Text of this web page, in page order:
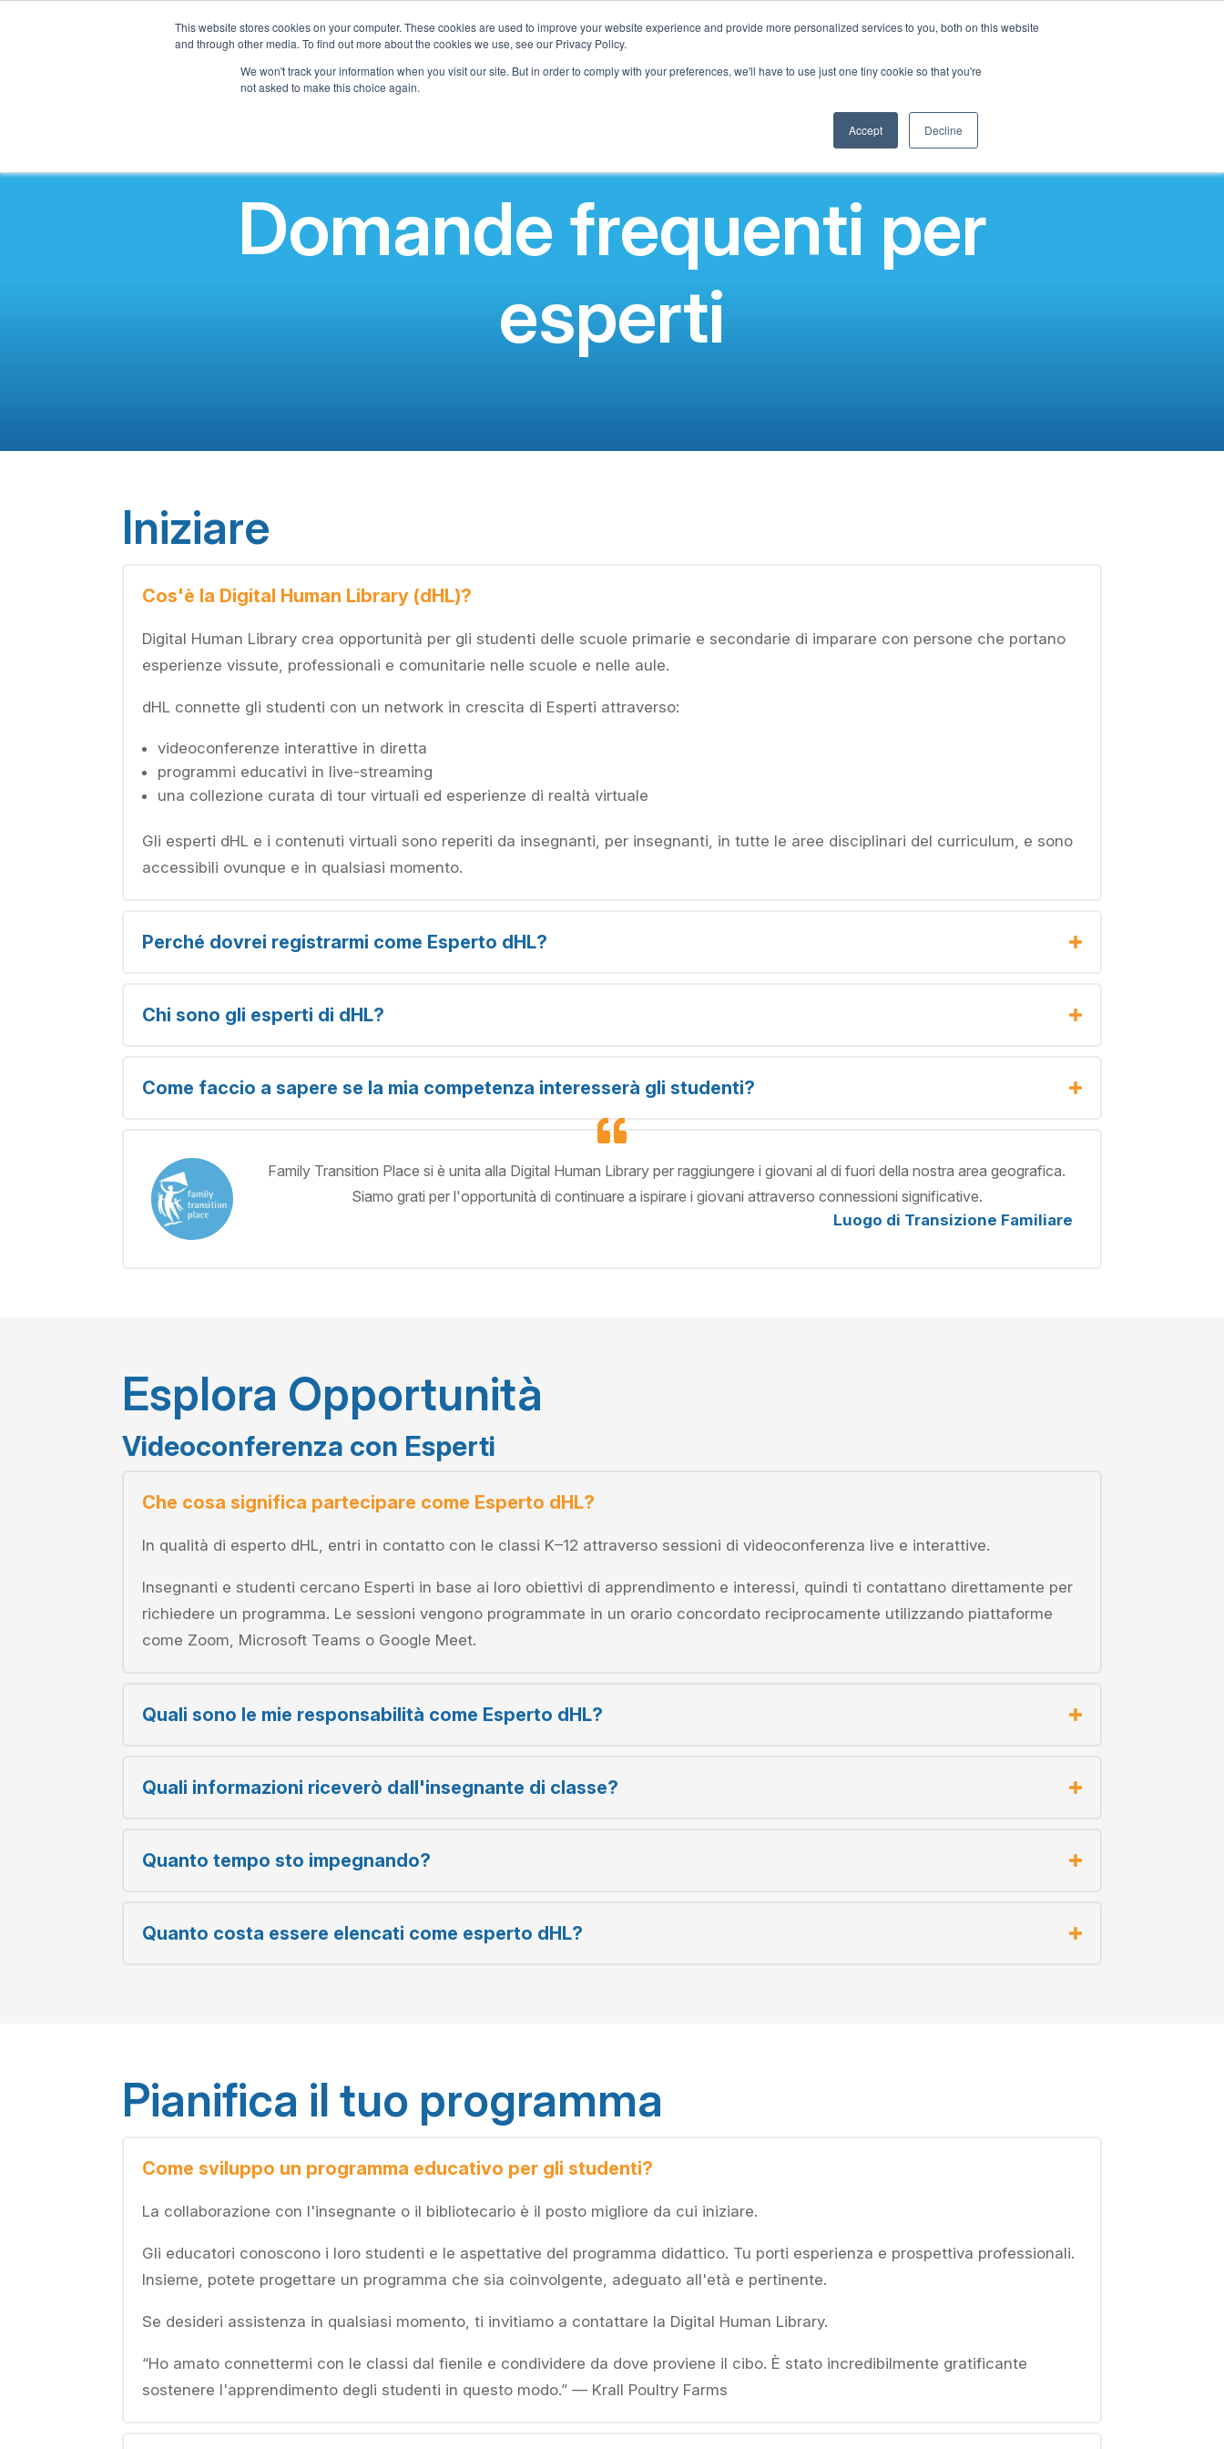
This website stores cookies on your computer. These cookies are used to improve your website experience and provide more personalized services to you, both on this website
and through other media. To find out more about the cookies we use, see our Privacy Policy.
We won't track your information when you visit our site. But in order to comply with your preferences, we'll have to use just one tiny cookie so that you're
not asked to make this choice again.
Accept Decline
Domande frequenti per
esperti
Iniziare
Cos'è la Digital Human Library (dHL)?
Digital Human Library crea opportunità per gli studenti delle scuole primarie e secondarie di imparare con persone che portano
esperienze vissute, professionali e comunitarie nelle scuole e nelle aule.
dHL connette gli studenti con un network in crescita di Esperti attraverso:
videoconferenze interattive in diretta
programmi educativi in live-streaming
una collezione curata di tour virtuali ed esperienze di realtà virtuale
Gli esperti dHL e i contenuti virtuali sono reperiti da insegnanti, per insegnanti, in tutte le aree disciplinari del curriculum, e sono
accessibili ovunque e in qualsiasi momento.
Perché dovrei registrarmi come Esperto dHL?
Chi sono gli esperti di dHL?
Come faccio a sapere se la mia competenza interesserà gli studenti?
Family Transition Place si è unita alla Digital Human Library per raggiungere i giovani al di fuori della nostra area geografica.
Siamo grati per l'opportunità di continuare a ispirare i giovani attraverso connessioni significative.
Luogo di Transizione Familiare
Esplora Opportunità
Videoconferenza con Esperti
Che cosa significa partecipare come Esperto dHL?
In qualità di esperto dHL, entri in contatto con le classi K–12 attraverso sessioni di videoconferenza live e interattive.
Insegnanti e studenti cercano Esperti in base ai loro obiettivi di apprendimento e interessi, quindi ti contattano direttamente per
richiedere un programma. Le sessioni vengono programmate in un orario concordato reciprocamente utilizzando piattaforme
come Zoom, Microsoft Teams o Google Meet.
Quali sono le mie responsabilità come Esperto dHL?
Quali informazioni riceverò dall'insegnante di classe?
Quanto tempo sto impegnando?
Quanto costa essere elencati come esperto dHL?
Pianifica il tuo programma
Come sviluppo un programma educativo per gli studenti?
La collaborazione con l'insegnante o il bibliotecario è il posto migliore da cui iniziare.
Gli educatori conoscono i loro studenti e le aspettative del programma didattico. Tu porti esperienza e prospettiva professionali.
Insieme, potete progettare un programma che sia coinvolgente, adeguato all'età e pertinente.
Se desideri assistenza in qualsiasi momento, ti invitiamo a contattare la Digital Human Library.
“Ho amato connettermi con le classi dal fienile e condividere da dove proviene il cibo. È stato incredibilmente gratificante
sostenere l'apprendimento degli studenti in questo modo.” — Krall Poultry Farms